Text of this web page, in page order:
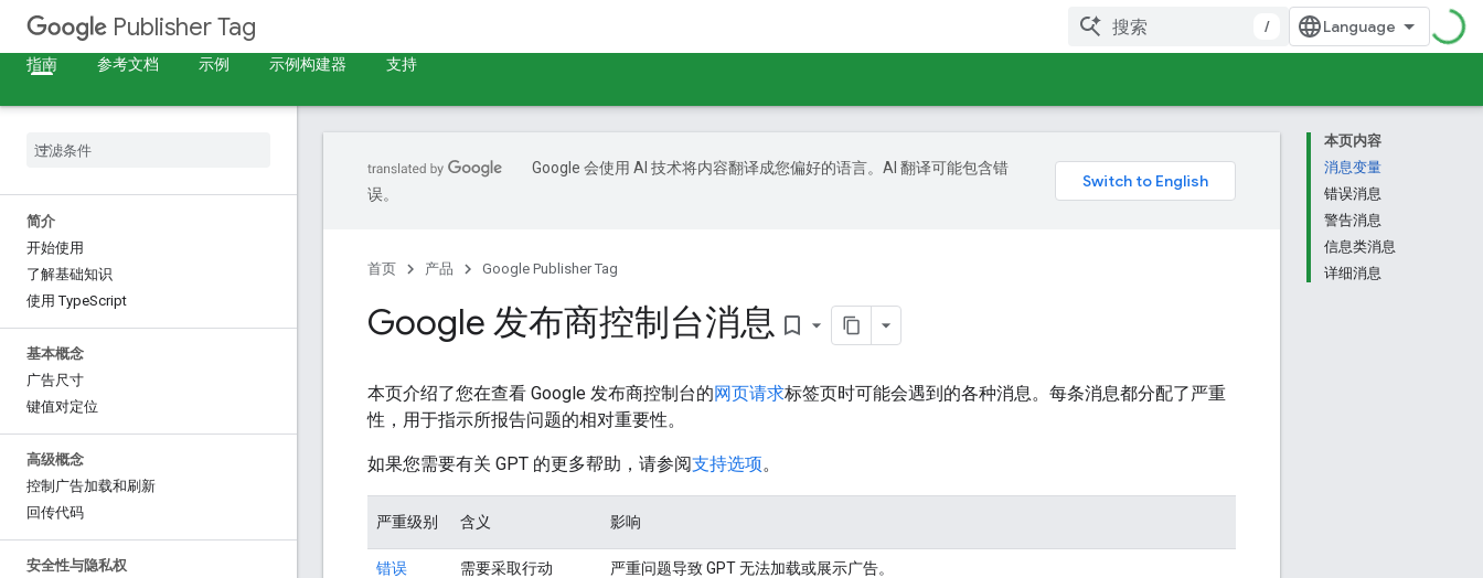
Publisher Tag
/
指南
参考文档 示例 示例构建器 支持
简介
开始使用
了解基础知识
使用 TypeScript
基本概念
广告尺寸
键值对定位
高级概念
控制广告加载和刷新
回传代码
安全性与隐私权
本页内容
消息变量
错误消息
警告消息
信息类消息
详细消息
Google 会使用 AI 技术将内容翻译成您偏好的语言。AI 翻译可能包含错
误。
首页 产品 Google Publisher Tag
Google 发布商控制台消息 bookmark_border
本页介绍了您在查看 Google 发布商控制台的网页请求标签页时可能会遇到的各种消息。每条消息都分配了严重
性，用于指示所报告问题的相对重要性。
如果您需要有关 GPT 的更多帮助，请参阅支持选项。
严重级别 含义 影响
错误 需要采取行动 严重问题导致 GPT 无法加载或展示广告。